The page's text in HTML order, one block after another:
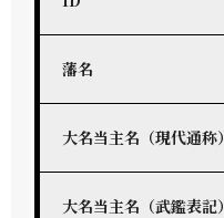
藩名
大名当主名（現代通称）
大名当主名（武鑑表記）